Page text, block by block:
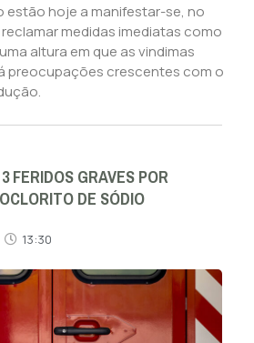
estão hoje a manifestar-se, no
reclamar medidas imediatas como
altura em que as vindimas
preocupações crescentes com o
FERIDOS GRAVES POR
DE SÓDIO
13:30